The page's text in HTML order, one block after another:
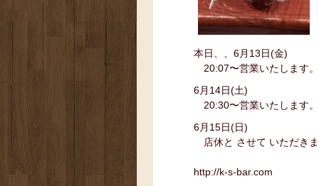
本日、、6月13日(金)
20:07〜営業いたします。
6月14日(土)
20:30〜営業いたします。
6月15日(日)
店休と させて いただき
http://k-s-bar.com